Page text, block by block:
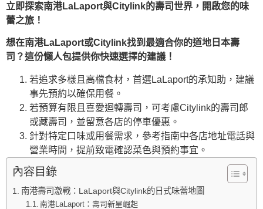
立即探索南港LaLaport與Citylink的壽司世界，開啟您的味
蕾之旅！
想在南港LaLaport或Citylink找到最適合你的道地日本壽
司？這份懶人包提供你快速選擇的建議！
若追求多樣且高檔食材，首選LaLaport的承知助，建議
事先預約以確保用餐。
若預算有限且喜愛迴轉壽司，可考慮Citylink的壽司郎
或藏壽司，並留意各店的停車優惠。
針對特定口味或用餐需求，參考指南中各店地址電話與
營業時間，提前致電確認菜色與預約事宜。
內容目錄
南港壽司激戰：LaLaport與Citylink的日式味蕾地圖
南港LaLaport：壽司新星崛起